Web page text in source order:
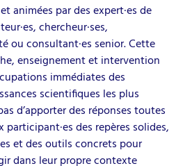
animées par des expert·es de
chercheur·ses,
ou consultant·es senior. Cette
enseignement et intervention
immédiates des
scientifiques les plus
d’apporter des réponses toutes
des repères solides,
et des outils concrets pour
dans leur propre contexte